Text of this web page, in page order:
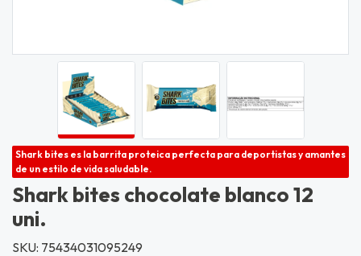
Shark bites es la barrita proteica perfecta para deportistas y amantes
de un estilo de vida saludable.
Shark bites chocolate blanco 12
uni.
SKU: 75434031095249